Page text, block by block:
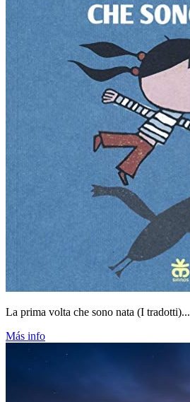
La prima volta che sono nata (I tradotti)...
Más info